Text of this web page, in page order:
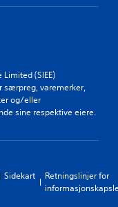
(SIEE)
særpreg, varemerker,
og/eller
sine respektive eiere.
Sidekart
Retningslinjer for